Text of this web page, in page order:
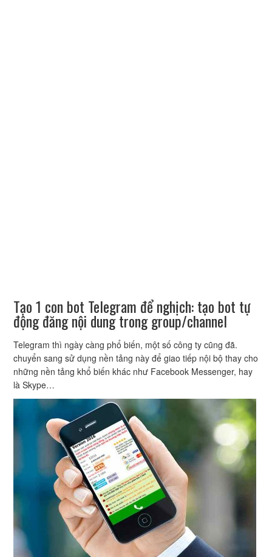
Tạo 1 con bot Telegram để nghịch: tạo bot tự
động đăng nội dung trong group/channel
Telegram thì ngày càng phổ biến, một số công ty cũng đã.
chuyển sang sử dụng nền tảng này để giao tiếp nội bộ thay cho
những nền tảng khổ biến khác như Facebook Messenger, hay
là Skype…